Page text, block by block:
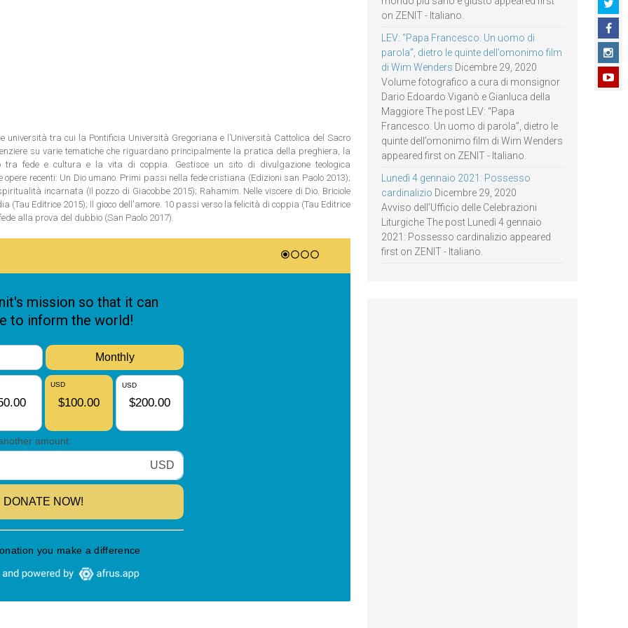
università tra cui la Pontificia Università Gregoriana e l’Università Cattolica del Sacro
su varie tematiche che riguardano principalmente la pratica della preghiera, la
tra fede e cultura e la vita di coppia. Gestisce un sito di divulgazione teologica
opere recenti: Un Dio umano. Primi passi nella fede cristiana (Edizioni san Paolo 2013);
incarnata (Il pozzo di Giacobbe 2015); Rahamim. Nelle viscere di Dio. Briciole
(Tau Editrice 2015); Il gioco dell'amore. 10 passi verso la felicità di coppia (Tau Editrice
alla prova del dubbio (San Paolo 2017).
on ZENIT - Italiano.
LEV: “Papa Francesco. Un uomo di
parola”, dietro le quinte dell’omonimo film
di Wim Wenders Dicembre 29, 2020
Volume fotografico a cura di monsignor
Dario Edoardo Viganò e Gianluca della
Maggiore The post LEV: “Papa
Francesco. Un uomo di parola”, dietro le
quinte dell’omonimo film di Wim Wenders
appeared first on ZENIT - Italiano.
Lunedì 4 gennaio 2021: Possesso
cardinalizio Dicembre 29, 2020
Avviso dell’Ufficio delle Celebrazioni
Liturgiche The post Lunedì 4 gennaio
2021: Possesso cardinalizio appeared
first on ZENIT - Italiano.